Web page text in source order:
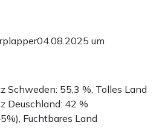
04.08.2025 um
Schweden: 55,3 %, Tolles Land
Deuschland: 42 %
Fuchtbares Land